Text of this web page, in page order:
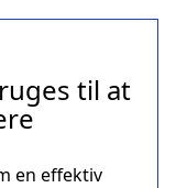
til at
en effektiv